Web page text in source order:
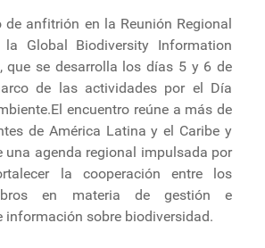
de anfitrión en la Reunión Regional
Global Biodiversity Information
que se desarrolla los días 5 y 6 de
de las actividades por el Día
encuentro reúne a más de
de América Latina y el Caribe y
una agenda regional impulsada por
la cooperación entre los
en materia de gestión e
información sobre biodiversidad.